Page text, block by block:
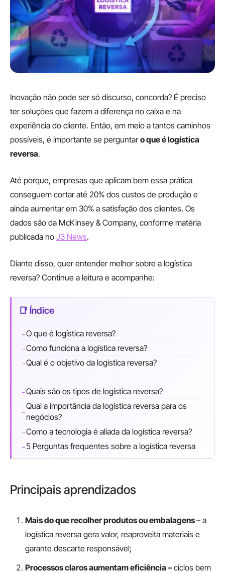
Inovação não pode ser só discurso, concorda? É preciso
ter soluções que fazem a diferença no caixa e na
experiência do cliente. Então, em meio a tantos caminhos
possíveis, é importante se perguntaro que é logística
reversa.
Até porque, empresas que aplicam bem essa prática
conseguem cortar até 20% dos custos de produção e
ainda aumentar em 30% a satisfação dos clientes. Os
dados são da McKinsey & Company, conforme matéria
publicada no J3 News.
Diante disso, quer entender melhor sobre a logística
reversa? Continue a leitura e acompanhe:
O que é logística reversa?
Como funciona a logística reversa?
Qual é o objetivo da logística reversa?
Quais são os tipos de logística reversa?
Qual a importância da logística reversa para os
negócios?
Como a tecnologia é aliada da logística reversa?
5 Perguntas frequentes sobre a logística reversa
Principais aprendizados
Mais do que recolher produtos ou embalagens– a
logística reversa gera valor, reaproveita materiais e
garante descarte responsável;
Processos claros aumentam eficiência – ciclos bem